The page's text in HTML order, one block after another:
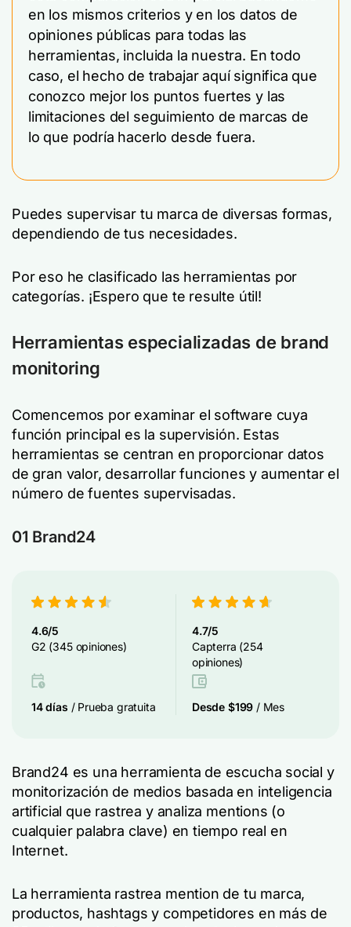
en los mismos criterios y en los datos de
opiniones públicas para todas las
herramientas, incluida la nuestra. En todo
caso, el hecho de trabajar aquí significa que
conozco mejor los puntos fuertes y las
limitaciones del seguimiento de marcas de
lo que podría hacerlo desde fuera.
Puedes supervisar tu marca de diversas formas,
dependiendo de tus necesidades.
Por eso he clasificado las herramientas por
categorías. ¡Espero que te resulte útil!
Herramientas especializadas de brand
monitoring
Comencemos por examinar el software cuya
función principal es la supervisión. Estas
herramientas se centran en proporcionar datos
de gran valor, desarrollar funciones y aumentar el
número de fuentes supervisadas.
01 Brand24
4.6/5
G2 (345 opiniones)
4.7/5
Capterra (254
opiniones)
14 días / Prueba gratuita Desde $199 / Mes
Brand24 es una herramienta de escucha social y
monitorización de medios basada en inteligencia
artificial que rastrea y analiza mentions (o
cualquier palabra clave) en tiempo real en
Internet.
La herramienta rastrea mention de tu marca,
productos, hashtags y competidores en más de